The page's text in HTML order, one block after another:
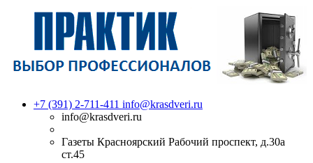
+7 (391) 2-711-411 info@krasdveri.ru
info@krasdveri.ru
Газеты Красноярский Рабочий проспект, д.30а
ст.45